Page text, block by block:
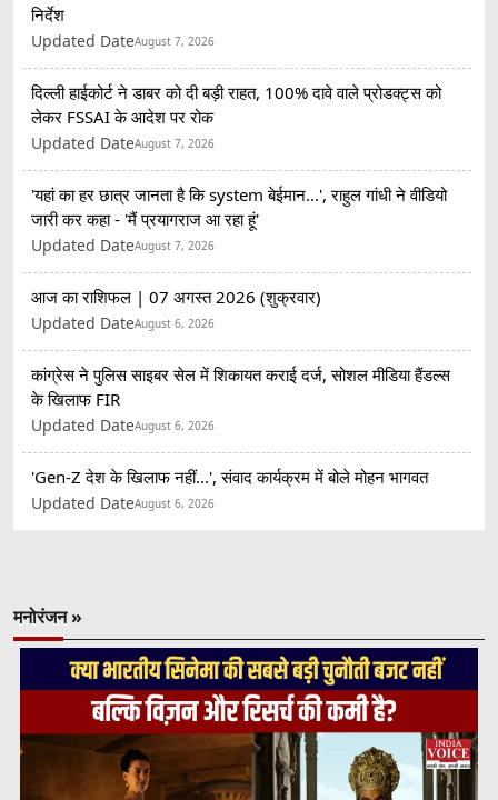
निर्देश
Updated DateAugust 7, 2026
दिल्ली हाईकोर्ट ने डाबर को दी बड़ी राहत, 100% दावे वाले प्रोडक्ट्स को
लेकर FSSAI के आदेश पर रोक
Updated DateAugust 7, 2026
'यहां का हर छात्र जानता है कि system बेईमान...', राहुल गांधी ने वीडियो
जारी कर कहा - 'मैं प्रयागराज आ रहा हूं'
Updated DateAugust 7, 2026
आज का राशिफल | 07 अगस्त 2026 (शुक्रवार)
Updated DateAugust 6, 2026
कांग्रेस ने पुलिस साइबर सेल में शिकायत कराई दर्ज, सोशल मीडिया हैंडल्स
के खिलाफ FIR
Updated DateAugust 6, 2026
'Gen-Z देश के खिलाफ नहीं...', संवाद कार्यक्रम में बोले मोहन भागवत
Updated DateAugust 6, 2026
मनोरंजन »